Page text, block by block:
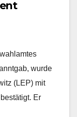
wurde
(LEP) mit
Er